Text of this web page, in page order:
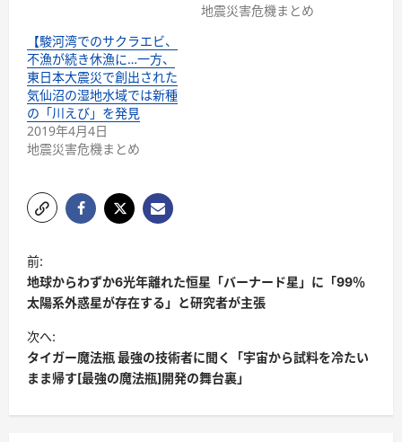
地震災害危機まとめ
【駿河湾でのサクラエビ、
不漁が続き休漁に…一方、
東日本大震災で創出された
気仙沼の湿地水域では新種
の「川えび」を発見
2019年4月4日
地震災害危機まとめ
前:
地球からわずか6光年離れた恒星「バーナード星」に「99％
太陽系外惑星が存在する」と研究者が主張
次へ:
タイガー魔法瓶 最強の技術者に聞く「宇宙から試料を冷たい
まま帰す[最強の魔法瓶]開発の舞台裏」